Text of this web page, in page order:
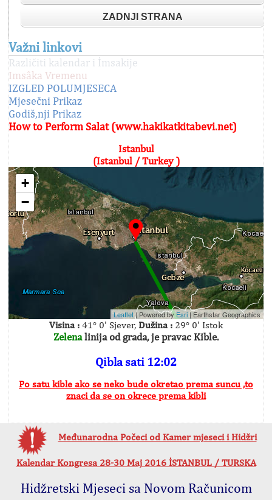
ZADNJI STRANA
Važni linkovi
Različiti kalendar i İmsakije
Imsâka Vremenu
IZGLED POLUMJESECA
Mjesečni Prikaz
Godiš,nji Prikaz
How to Perform Salat (www.hakikatkitabevi.net)
Istanbul
(Istanbul / Turkey )
+
−
Leaflet| Powered byEsri |Earthstar Geographics
Visina : 41° 0' Sjever, Dužina : 29° 0' Istok
Zelenalinija od grada, je pravac Kible.
Qibla sati 12:02
Po satu kible ako se neko bude okretao prema suncu ,to
znaci da se on okrece prema kibli
Međunarodna Počeci od Kamer mjeseci i Hidžri
Kalendar Kongresa 28-30 Maj 2016 İSTANBUL / TURSKA
Hidžretski Mjeseci sa Novom Računicom